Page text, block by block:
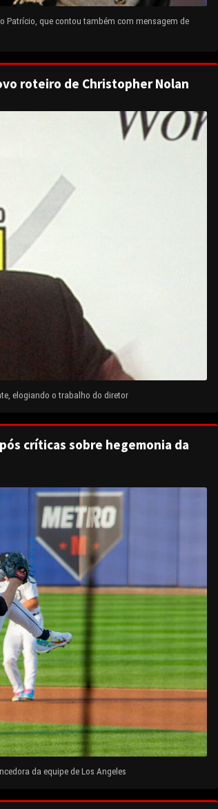
Patrício, que contou também com mensagem de
roteiro de Christopher Nolan
elogiando o trabalho do diretor
críticas sobre hegemonia da
da equipe de Los Angeles